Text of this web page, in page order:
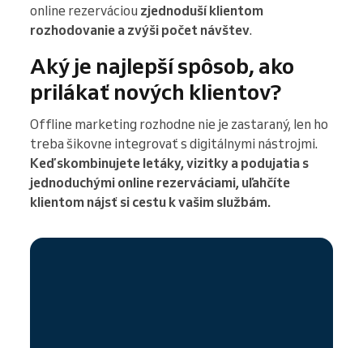
online rezerváciou zjednoduší klientom
rozhodovanie a zvýši počet návštev.
Aký je najlepší spôsob, ako
prilákať nových klientov?
Offline marketing rozhodne nie je zastaraný, len ho
treba šikovne integrovať s digitálnymi nástrojmi.
Keď skombinujete letáky, vizitky a podujatia s
jednoduchými online rezerváciami, uľahčíte
klientom nájsť si cestu k vašim službám.